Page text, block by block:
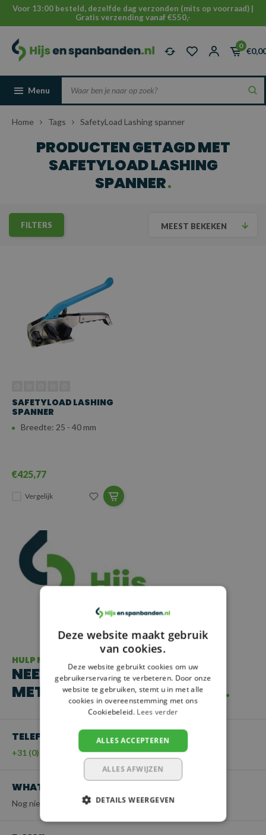
Voor 13:00 besteld, dezelfde dag verzonden (mits op voorraad) |
Gratis verzending vanaf €550,-
0
Menu
Home Tags SafetyLoad Lashing spanner
PRODUCTEN GETAGD MET
SAFETYLOAD LASHING
SPANNER
FILTERS MEEST BEKEKEN
SAFETYLOAD LASHING
SPANNER
Breedte: 25 - 40 mm
€425,77
Vergelijk
HULP NODIG?
NEEM CONTACT OP
MET ONZE KLANTENSERVICE
TELEFOON
+31 (0)55 - 203 21 43
WHATSAPP
Nog niet beschikbaar
Deze website maakt gebruik
van cookies.
Deze website gebruikt cookies om uw
gebruikerservaring te verbeteren. Door onze
website te gebruiken, stemt u in met alle
cookies in overeenstemming met ons
Cookiebeleid. Lees verder
ALLES ACCEPTEREN
ALLES AFWIJZEN
DETAILS WEERGEVEN